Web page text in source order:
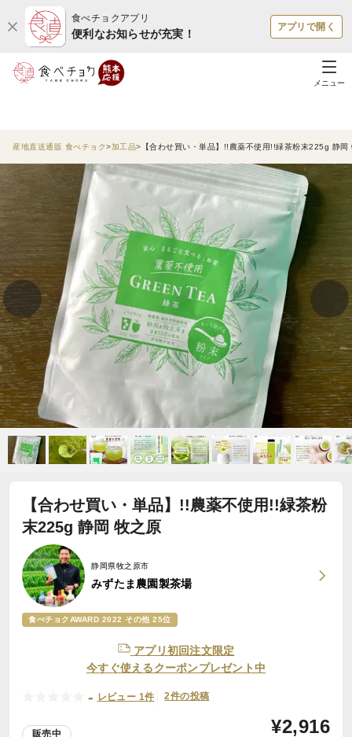
食べチョクアプリ
便利なお知らせが充実！
アプリで開く
メニュー
産地直送通販 食べチョク 加工品 【合わせ買い・単品】!!農薬不使用!!緑茶粉末225g 静岡
【合わせ買い・単品】!!農薬不使用!!緑茶粉
末225g 静岡 牧之原
静岡県牧之原市
みずたま農園製茶場
食べチョクAWARD 2022 その他 25位
アプリ初回注文限定
今すぐ使えるクーポンプレゼント中
- レビュー 1件 2件の投稿
販売中 ¥2,916